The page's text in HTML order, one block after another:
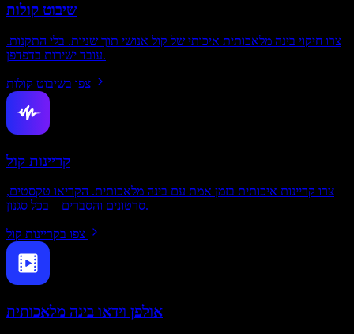
שיבוט קולות
צרו חיקוי בינה מלאכותית איכותי של קול אנושי תוך שניות. בלי התקנות.
עובד ישירות בדפדפן.
צפו בשיבוט קולות
קריינות קול
צרו קריינות איכותית בזמן אמת עם בינה מלאכותית. הקריאו טקסטים,
סרטונים והסברים – בכל סגנון.
צפו בקריינות קול
אולפן וידאו בינה מלאכותית